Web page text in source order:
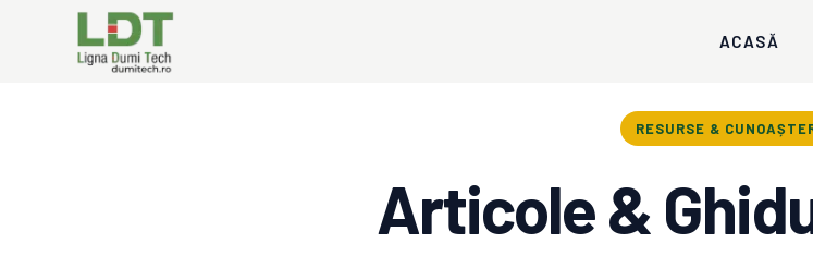
ACASĂ
RESURSE &
Articole &